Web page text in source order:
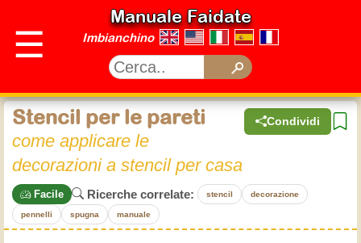
☰
Manuale Faidate
Imbianchino
Condividi
Stencil per le pareti
come applicare le
decorazioni a stencil per casa
Facile Ricerche correlate: stencil decorazione
pennelli spugna manuale